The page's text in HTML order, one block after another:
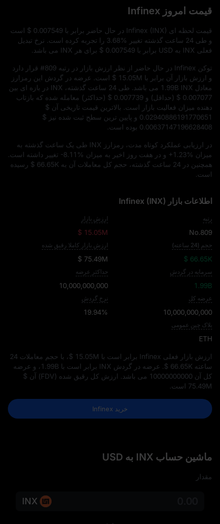
قیمت امروز Infinex
قیمت لحظه‌ ای Infinex (INX) در حال حاضر برابر با $ 0.007549 است
و طی 24 ساعت گذشته تغییر
3.68% را تجربه کرده است. نرخ تبدیل
فعلی INX به USD برابر با
$ 0.007549 برای هر INX می‌ باشد.
توکن Infinex در حال حاضر از نظر ارزش بازار در رتبه #809 قرار دارد
و ارزش بازار آن برابر با $ 15.05M است. عرضه در گردش این رمزارز
معادل 1.99B INX می‌ باشد. طی 24 ساعت گذشته، INX در بازه‌ ای بین
$ 0.007077 (حداقل) و $ 0.007739 (حداکثر) معامله شده که بازتاب‌
دهنده میزان فعالیت بازار است. بالاترین قیمت تاریخی آن $
0.02940886191770651 و پایین‌ ترین سطح ثبت‌ شده نیز $
0.00637147196628408 بوده است.
در ارزیابی عملکرد کوتاه‌ مدت، رمزارز INX طی یک ساعت گذشته به
میزان +1.23% و در هفت روز اخیر به میزان -8.11% تغییر داشته است.
همچنین در 24 ساعت گذشته، حجم کل معاملات آن به
$ 66.65K رسیده
است.
اطلاعات بازار Infinex (INX)
رتبه
No.809
ارزش بازار
$ 15.05M
حجم (24 ساعته)
$ 66.65K
ارزش بازار کاملا رقیق شده
$ 75.49M
سرمایه در گردش
1.99B
حداکثر عرضه
10,000,000,000
عرضه کل
10,000,000,000
نرخ گردش
19.94%
بلاک چین عمومی
ETH
ارزش بازار فعلی Infinex برابر است با $ 15.05M
، با حجم معاملات 24
ساعته $ 66.65K . عرضه در گردش INX برابر است با 1.99B ، و عرضه
کل آن 10000000000 می‌ باشد. ارزش کل رقیق‌ شده (FDV) آن
$
75.49M است.
خرید Infinex
ماشین حساب INX به USD
مقدار
INX